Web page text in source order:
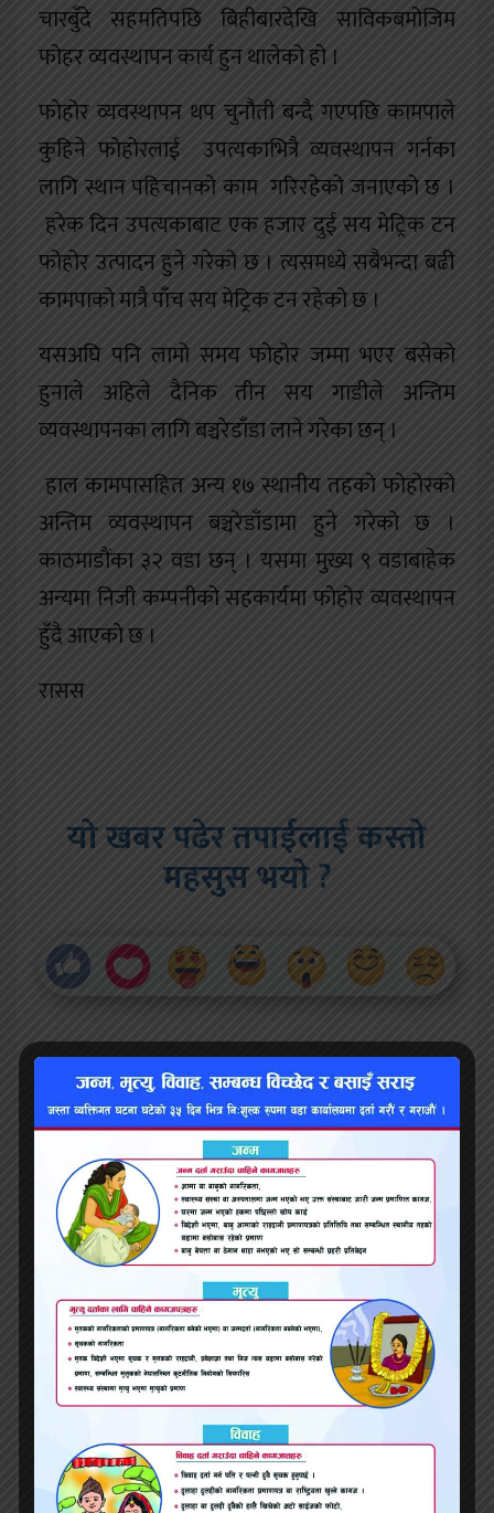
चारबुँदे सहमतिपछि बिहीबारदेखि साविकबमोजिम
फोहर व्यवस्थापन कार्य हुन थालेको हो ।
फोहोर व्यवस्थापन थप चुनौती बन्दै गएपछि कामपाले
कुहिने फोहोरलाई उपत्यकाभित्रै व्यवस्थापन गर्नका
लागि स्थान पहिचानको काम गरिरहेको जनाएको छ ।
हरेक दिन उपत्यकाबाट एक हजार दुई सय मेट्रिक टन
फोहोर उत्पादन हुने गरेको छ । त्यसमध्ये सबैभन्दा बढी
कामपाको मात्रै पाँच सय मेट्रिक टन रहेको छ ।
यसअघि पनि लामो समय फोहोर जम्मा भएर बसेको
हुनाले अहिले दैनिक तीन सय गाडीले अन्तिम
व्यवस्थापनका लागि बञ्चरेडाँडा लाने गरेका छन् ।
हाल कामपासहित अन्य १७ स्थानीय तहको फोहोरको
अन्तिम व्यवस्थापन बञ्चरेडाँडामा हुने गरेको छ ।
काठमाडौंका ३२ वडा छन् । यसमा मुख्य ९ वडाबाहेक
अन्यमा निजी कम्पनीको सहकार्यमा फोहोर व्यवस्थापन
हुँदै आएको छ ।
रासस
यो खबर पढेर तपाईलाई कस्तो
महसुस भयो ?
भ्वाइस खबर २०७९ भाद्र ८, बुधबार ०९:३२
प्रतिक्रिया
सम्बन्धित समाचार